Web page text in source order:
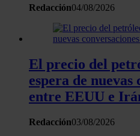
Redacción04/08/2026
El precio del
espera de nuevas
entre EEUU e
Redacción03/08/2026